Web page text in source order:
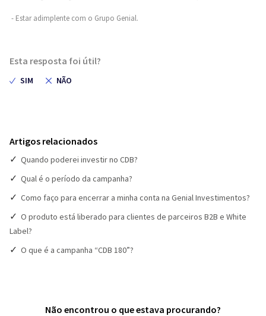
- Estar adimplente com o Grupo Genial.
Esta resposta foi útil?
Artigos relacionados
Quando poderei investir no CDB?
Qual é o período da campanha?
Como faço para encerrar a minha conta na Genial Investimentos?
O produto está liberado para clientes de parceiros B2B e White
Label?
O que é a campanha “CDB 180”?
Não encontrou o que estava procurando?